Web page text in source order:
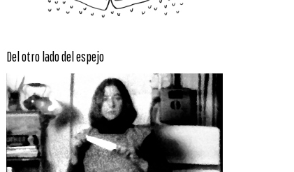
Del otro lado del espejo